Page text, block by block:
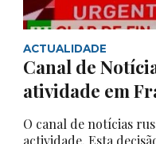
ACTUALIDADE
Canal de
atividade em
O canal de notícias
actividade. Esta